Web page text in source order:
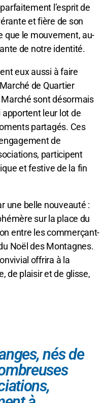
l’esprit de
et fière de son
que le mouvement, au-
de notre identité.
eux aussi à faire
de Quartier
sont désormais
leur lot de
partagés. Ces
de
participent
et festive de la fin
une belle nouveauté :
sur la place du
entre les commerçant-
Noël des Montagnes.
offrira à la
de plaisir et de glisse,
nés de